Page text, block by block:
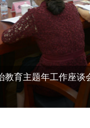
教育主题年工作座谈